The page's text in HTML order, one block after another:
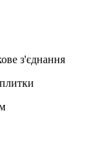
з'єднання